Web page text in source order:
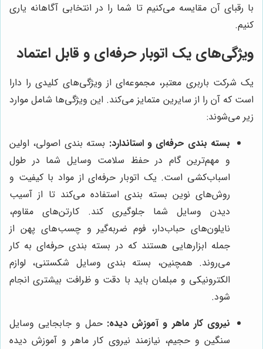
با رقبای آن مقایسه می‌کنیم تا شما را در انتخابی آگاهانه یاری
کنیم.
ویژگی‌های یک اتوبار حرفه‌ای و قابل اعتماد
یک شرکت باربری معتبر، مجموعه‌ای از ویژگی‌های کلیدی را دارا
است که آن را از سایرین متمایز می‌کند. این ویژگی‌ها شامل موارد
زیر می‌شوند:
بسته بندی حرفه‌ای و استاندارد: بسته بندی اصولی، اولین
و مهم‌ترین گام در حفظ سلامت وسایل شما در طول
اسباب‌کشی است. یک اتوبار حرفه‌ای از مواد با کیفیت و
روش‌های نوین بسته بندی استفاده می‌کند تا از آسیب
دیدن وسایل شما جلوگیری کند. کارتن‌های مقاوم،
نایلون‌های حباب‌دار، فوم ضربه‌گیر و چسب‌های پهن از
جمله ابزارهایی هستند که در بسته بندی حرفه‌ای به کار
می‌روند. همچنین، بسته بندی وسایل شکستنی، لوازم
الکترونیکی و مبلمان باید با دقت و ظرافت بیشتری انجام
شود.
نیروی کار ماهر و آموزش دیده: حمل و جابجایی وسایل
سنگین و حجیم، نیازمند نیروی کار ماهر و آموزش دیده